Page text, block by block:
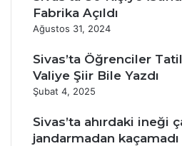
Fabrika Açıldı
Ağustos 31, 2024
Sivas’ta Öğrenciler
Valiye Şiir Bile Yazdı
Şubat 4, 2025
Sivas’ta ahırdaki ineği
jandarmadan kaçamadı